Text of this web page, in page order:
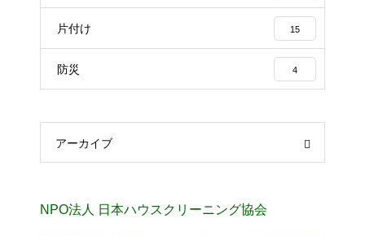
片付け 15
防災 4
アーカイブ
NPO法人 日本ハウスクリーニング協会